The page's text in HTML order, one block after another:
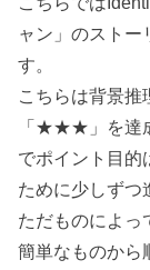
ャン」のストー
す。
こちらは背景推
「★★★」を達
でポイント目的
ために少しずつ
ただものによっ
簡単なものから